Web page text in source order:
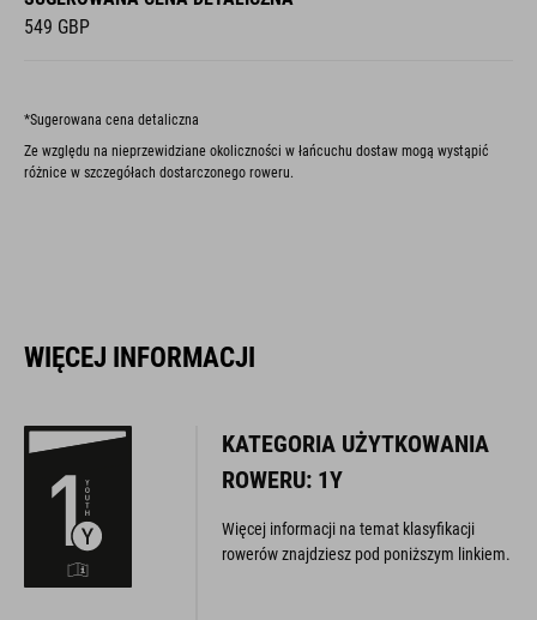
549 GBP
*Sugerowana cena detaliczna
Ze względu na nieprzewidziane okoliczności w łańcuchu dostaw mogą wystąpić
różnice w szczegółach dostarczonego roweru.
WIĘCEJ INFORMACJI
KATEGORIA UŻYTKOWANIA
ROWERU: 1Y
Więcej informacji na temat klasyfikacji
rowerów znajdziesz pod poniższym linkiem.